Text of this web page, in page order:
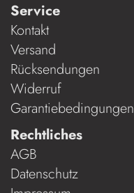
Service
Kontakt
Versand
Rücksendungen
Widerruf
Garantiebedingungen
Rechtliches
AGB
Datenschutz